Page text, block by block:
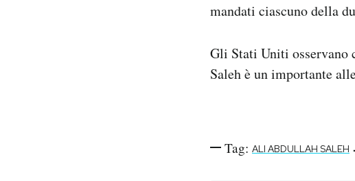
mandati ciascuno della
Gli Stati Uniti osservano
Saleh è un importante
Tag: ALI ABDULLAH SALEH